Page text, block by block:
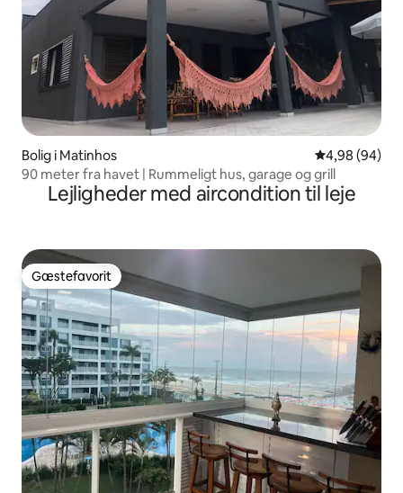
Bolig i Matinhos 4,98 ud af 5 i
4,98 (94)
90 meter fra havet | Rummeligt hus, garage og grill
Lejligheder med aircondition til leje
Gæstefavorit
Gæstefavorit